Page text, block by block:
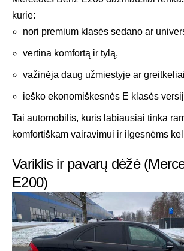
kurie:
nori premium klasės sedano ar
vertina komfortą ir tylą,
važinėja daug užmiestyje ar
ieško ekonomiškesnės E klasės
Tai automobilis, kuris labiausiai tinka
komfortiškam vairavimui ir ilgesnėms
Variklis ir pavarų dėžė
E200)